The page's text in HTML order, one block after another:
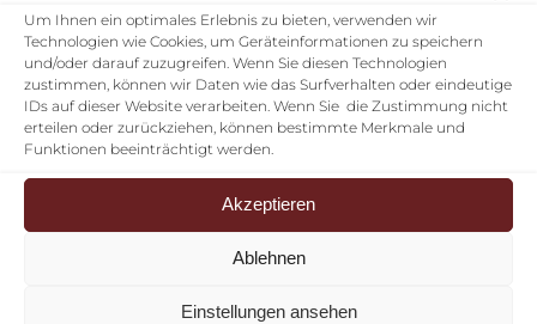
Um Ihnen ein optimales Erlebnis zu bieten, verwenden wir
Technologien wie Cookies, um Geräteinformationen zu speichern
und/oder darauf zuzugreifen. Wenn Sie diesen Technologien
zustimmen, können wir Daten wie das Surfverhalten oder eindeutige
IDs auf dieser Website verarbeiten. Wenn Sie die Zustimmung nicht
erteilen oder zurückziehen, können bestimmte Merkmale und
Funktionen beeinträchtigt werden.
Akzeptieren
Ablehnen
Einstellungen ansehen